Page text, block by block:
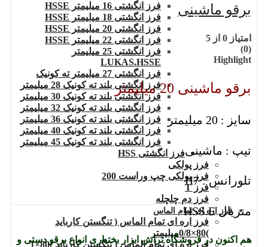
فرز انگشتی 16 میلیمتر HSSE
فرز انگشتی 18 میلیمتر HSSE
فرز انگشتی 20 میلیمتر HSSE
فرز انگشتی 22 میلیمتر HSSE
فرز انگشتی 25 میلیمتر
LUKAS.HSSE
فرز انگشتی 27 میلیمتر ته کونیک
فرز انگشتی بلند ته کونیک 28 میلیمتر
فرز انگشتی بلند ته کونیک 30 میلیمتر
فرز انگشتی بلند ته کونیک 32 میلیمتر
فرز انگشتی بلند ته کونیک 36 میلیمتر
فرز انگشتی بلند ته کونیک 40 میلیمتر
فرز انگشتی بلند ته کونیک 45 میلیمتر
فرز انگشتی HSS
فرز پولکی
فرز پولکی چپ وراست 200
فرز T
فرز دم چلچله
فرز اره ای تمام الماس
فرز اره ای تمام الماس ( تنگستن کارباید
)80×0/8میلیمتر
فرز اره ای تمام الماس ( تنگستن کارباید )80×1
برقو ماشینی
امتیاز 0 از 5
(0)
Highlight
برقو ماشینی 20 میلیمتر
سایز : 20 میلیمتر
تیپ : ماشینی
تلورانس : H7
متریال HSS.E
هم اکنون در فروشگاه تراش ابزار بختیاری انواع برقو دستی و